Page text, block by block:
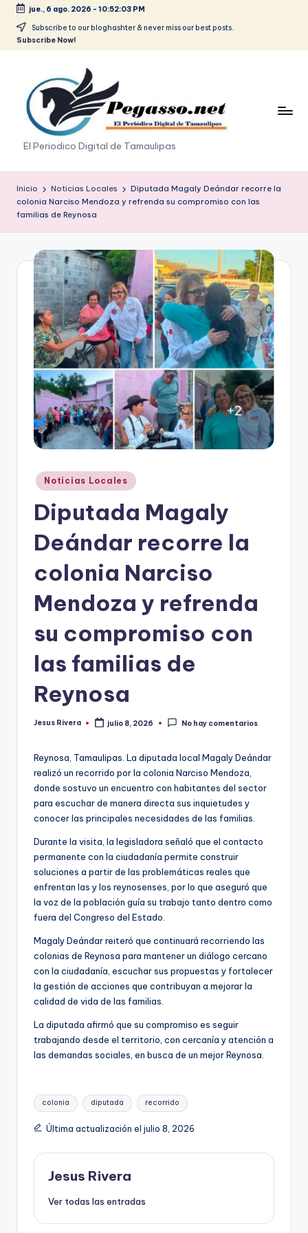
Saltar
jue., 6 ago. 2026 - 10:52:03 PM
Subscribe to our bloghashter & never miss our best posts.
Subscribe Now!
p
e
g
a
s
o
p
El Periodico Digital de Tamaulipas
Inicio Noticias Locales
Diputada Magaly Deándar recorre la
colonia Narciso Mendoza y refrenda su compromiso con las
familias de Reynosa
Publicado
en
Noticias Locales
Diputada Magaly
Deándar recorre la
colonia Narciso
Mendoza y refrenda
su compromiso con
las familias de
Reynosa
Publicado
Jesus Rivera julio 8, 2026 No hay comentarios
Reynosa, Tamaulipas. La diputada local Magaly Deándar
realizó un recorrido por la colonia Narciso Mendoza,
donde sostuvo un encuentro con habitantes del sector
para escuchar de manera directa sus inquietudes y
conocer las principales necesidades de las familias.
Durante la visita, la legisladora señaló que el contacto
permanente con la ciudadanía permite construir
soluciones a partir de las problemáticas reales que
enfrentan las y los reynosenses, por lo que aseguró que
la voz de la población guía su trabajo tanto dentro como
fuera del Congreso del Estado.
Magaly Deándar reiteró que continuará recorriendo las
colonias de Reynosa para mantener un diálogo cercano
con la ciudadanía, escuchar sus propuestas y fortalecer
la gestión de acciones que contribuyan a mejorar la
calidad de vida de las familias.
La diputada afirmó que su compromiso es seguir
trabajando desde el territorio, con cercanía y atención a
las demandas sociales, en busca de un mejor Reynosa.
Etiquetas:
colonia diputada recorrido
Última actualización el julio 8, 2026
Jesus Rivera
Ver todas las entradas